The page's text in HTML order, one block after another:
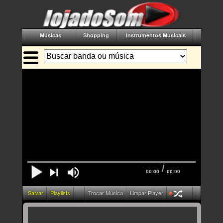
Músicas Shopping Instrumentos Musicais
00:00 / 00:00
Salvar Playlists Trocar Música Limpar Player